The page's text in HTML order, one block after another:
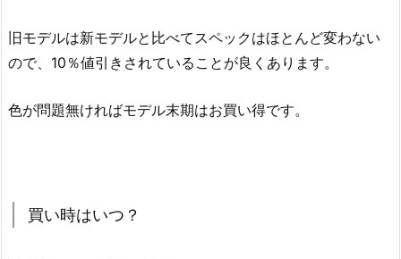
旧モデルは新モデルと比べてスペックはほとんど変わない
ので、10％値引きされていることが良くあります。
色が問題無ければモデル末期はお買い得です。
買い時はいつ？